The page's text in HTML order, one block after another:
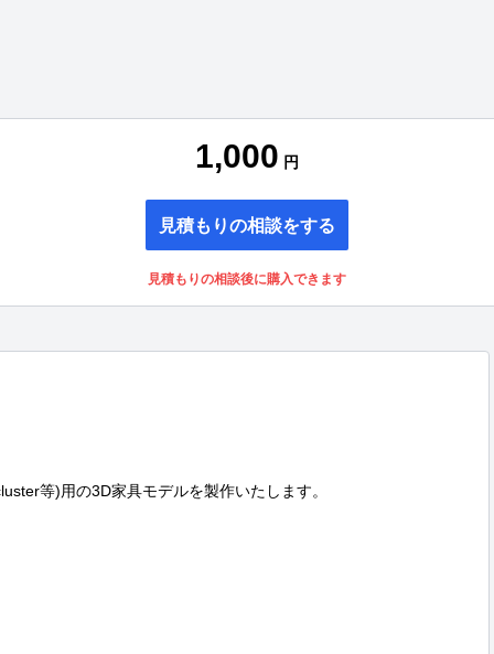
1,000 円
見積もりの相談をする
見積もりの相談後に購入できます
等)用の3D家具モデルを製作いたします。